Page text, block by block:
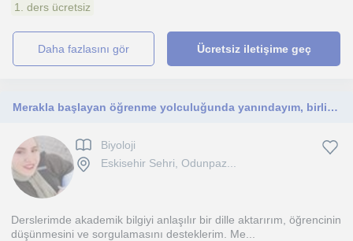
1. ders ücretsiz
daha fazlasını gör Ücretsiz iletişime geç
Merakla başlayan öğrenme yolculuğunda yanındayım, birlikte keşfetmeye ne dersin?
Biyoloji
Eskisehir Sehri, Odunpaz...
Derslerimde akademik bilgiyi anlaşılır bir dille aktarırım, öğrencinin
düşünmesini ve sorgulamasını desteklerim. Me...